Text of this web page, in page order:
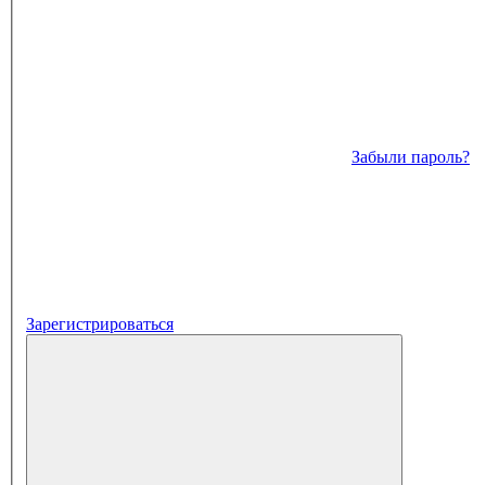
Забыли пароль?
Зарегистрироваться